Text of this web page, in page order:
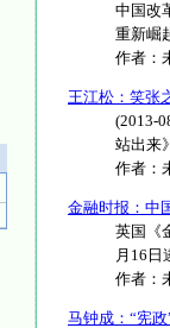
中国改
重新崛
作者：
王江松：笑张
(2013-
站出来
作者：
金融时报：中
英国《
月16日
作者：
马钟成：“宪